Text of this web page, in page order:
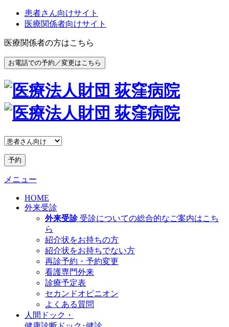
患者さん向けサイト
医療関係者向けサイト
医療関係者の方はこちら
お電話での予約／変更はこちら
予約
メニュー
HOME
外来受診
外来受診 受診についての総合的なご案内はこち
ら
紹介状をお持ちの方
紹介状をお持ちでない方
再診予約・予約変更
看護専門外来
診療予定表
セカンドオピニオン
よくある質問
人間ドック・